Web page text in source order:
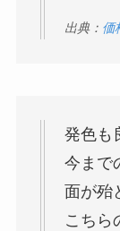
出典： 価
発色も
今まで
面が殆
こちら